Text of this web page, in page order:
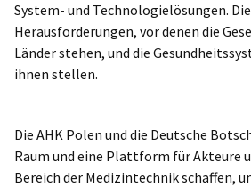
System- und Technologielösungen.
Herausforderungen, vor denen die
Länder stehen, und die
ihnen stellen.
Die AHK Polen und die Deutsche
Raum und eine Plattform für Akteure
Bereich der Medizintechnik schaffen,